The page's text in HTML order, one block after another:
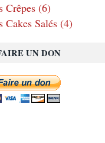
Crêpes (6)
Cakes Salés (4)
UN DON